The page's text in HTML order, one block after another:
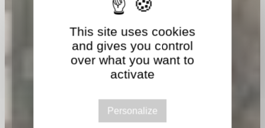
This site uses cookies
and gives you control
over what you want to
activate
Personalize